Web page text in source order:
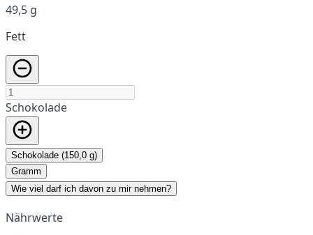
49,5 g
Fett
Schokolade
Schokolade (150,0 g)
Gramm
Wie viel darf ich davon zu mir nehmen?
Nährwerte